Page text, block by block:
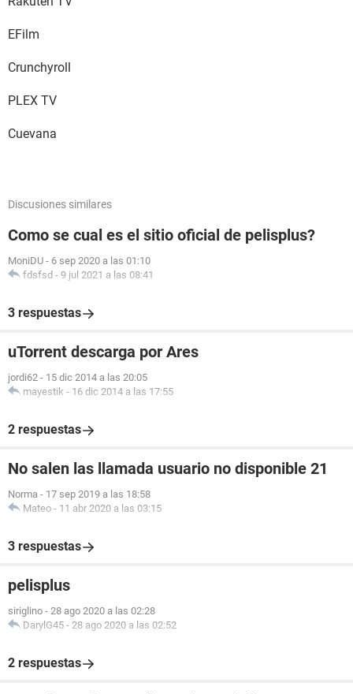
EFilm
Crunchyroll
PLEX TV
Cuevana
Discusiones similares
Como se cual es el sitio oficial de pelisplus?
MoniDU - 6 sep 2020 a las 01:10
fdsfsd - 9 jul 2021 a las 08:41
3 respuestas
uTorrent descarga por Ares
jordi62 - 15 dic 2014 a las 20:05
mayestik - 16 dic 2014 a las 17:55
2 respuestas
No salen las llamada usuario no disponible 21
Norma - 17 sep 2019 a las 18:58
Mateo - 11 abr 2020 a las 03:15
3 respuestas
pelisplus
siriglino - 28 ago 2020 a las 02:28
DarylG45 - 28 ago 2020 a las 02:52
2 respuestas